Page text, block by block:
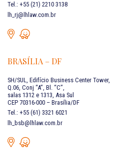
Tel.: +55 (21) 2210 3138
lh_rj@lhlaw.com.br
BRASÍLIA – DF
SH/SUL, Edifício Business Center Tower,
Q.06, Conj “A”, Bl. “C”,
salas 1312 e 1313, Asa Sul
CEP 70316-000 – Brasília/DF
Tel.: +55 (61) 3321 6021
lh_bsb@lhlaw.com.br